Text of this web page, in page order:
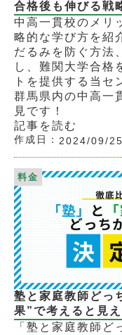
合格後も伸びる戦
中高一貫校のメリ
略的な学び方を紹
だるみを防ぐ方法
し、難関大学合格
トを提供する当セ
群馬県内の中高一
見です！
記事を読む
作成日： 2024/09/25
料金
塾と家庭教師どっ
果”で考えると見
「塾と家庭教師